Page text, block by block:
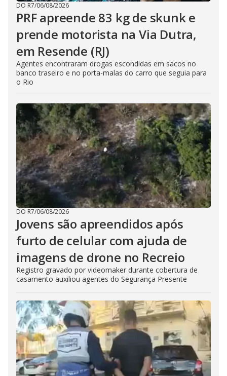
DO R7/06/08/2026
PRF apreende 83 kg de skunk e
prende motorista na Via Dutra,
em Resende (RJ)
Agentes encontraram drogas escondidas em sacos no
banco traseiro e no porta-malas do carro que seguia para
o Rio
DO R7/06/08/2026
Jovens são apreendidos após
furto de celular com ajuda de
imagens de drone no Recreio
Registro gravado por videomaker durante cobertura de
casamento auxiliou agentes do Segurança Presente